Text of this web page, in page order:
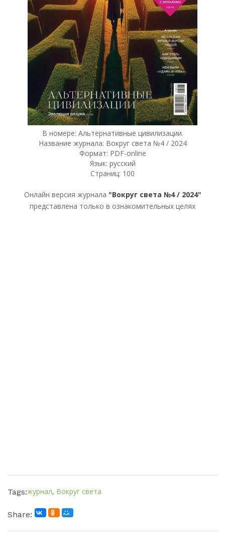
В номере: Альтернативные цивилизации.
Название журнала: Вокруг света №4 / 2024
Формат: PDF-online
Язык: русский
Страниц: 100
Онлайн версия журнала "Вокруг света №4 / 2024"
представлена только в ознакомительных целях
Tags:журнал, Вокруг света
Share: